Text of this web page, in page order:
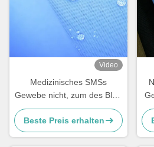
Video
Medizinisches SMSs
Gewebe nicht, zum des Blut-
Spritzens effektiv zu
verhindern
Beste Preis erhalten